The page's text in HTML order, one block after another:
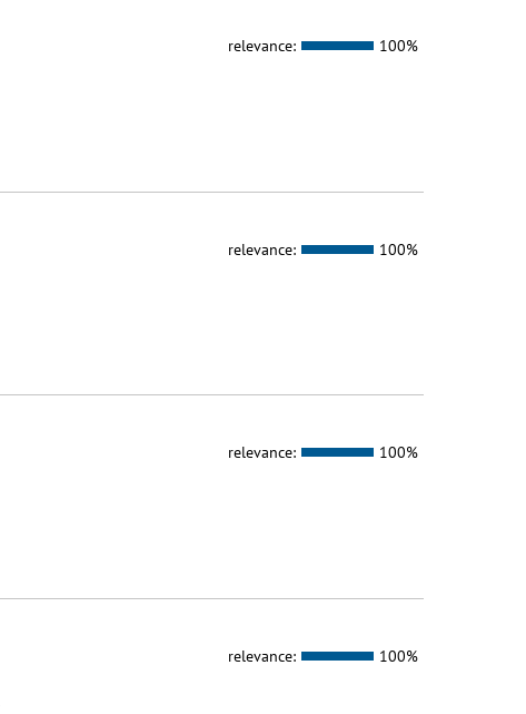
relevance: 100%
relevance: 100%
relevance: 100%
relevance: 100%